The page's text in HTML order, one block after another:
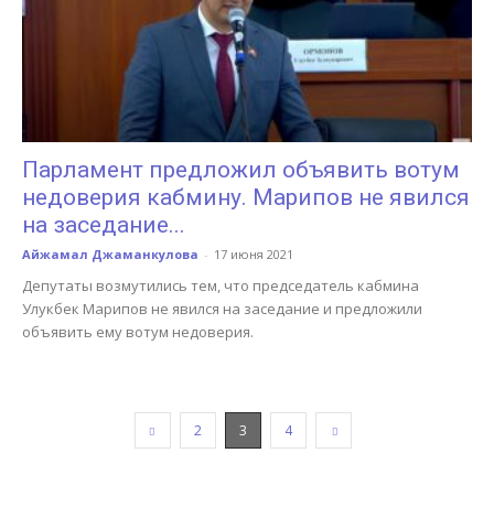
Парламент предложил объявить вотум
недоверия кабмину. Марипов не явился
на заседание...
Айжамал Джаманкулова - 17 июня 2021
Депутаты возмутились тем, что председатель кабмина
Улукбек Марипов не явился на заседание и предложили
объявить ему вотум недоверия.
2 3 4